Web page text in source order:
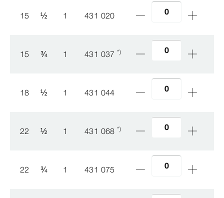
15 ½ 1 431 020
15 ¾ 1 431 037*)
18 ½ 1 431 044
22 ½ 1 431 068*)
22 ¾ 1 431 075